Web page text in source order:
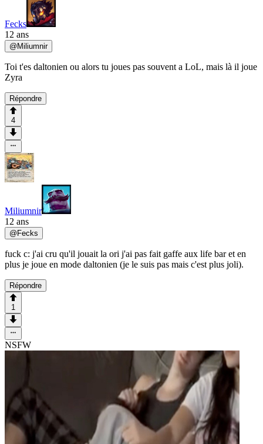
Fecks
12 ans
@ Miliumnir
Toi t'es daltonien ou alors tu joues pas souvent a LoL, mais là il joue
Zyra
Répondre
4
Miliumnir
12 ans
@ Fecks
fuck c: j'ai cru qu'il jouait la ori j'ai pas fait gaffe aux life bar et en
plus je joue en mode daltonien (je le suis pas mais c'est plus joli).
Répondre
1
NSFW